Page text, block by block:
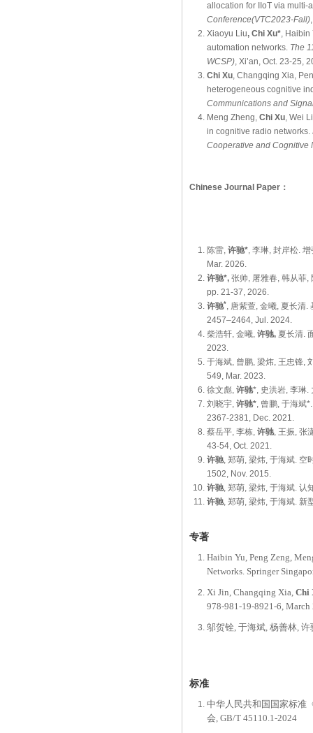
allocation for IIoT via
Conference(VTC2023-Fall)
Xiaoyu Liu, Chi Xu*, Haibin
automation networks. The
WCSP), Xi’an, Oct. 23-25,
Chi Xu, Changqing Xia,
heterogeneous cognitive
Communications and
Meng Zheng, Chi Xu, Wei
in cognitive radio networks.
Cooperative and Cognitive
Chinese Journal Paper：
陈雷, 许驰*, 李琳, 封岸松.
Mar. 2026.
许驰*, 张帅, 屠雅春, 韩从菲
pp. 21-37, 2026.
许驰*, 唐紫萱, 金曦, 夏长清
2457–2464, Jul. 2024.
柴浩轩, 金曦, 许驰, 夏长清.
2023.
于海斌, 曾鹏, 梁炜, 王忠锋,
549, Mar. 2023.
徐文彪, 许驰*, 史洪岩, 李琳.
刘晓宇, 许驰*, 曾鹏, 于海斌
2367-2381, Dec. 2021.
蔡岳平, 李栋, 许驰, 王振, 张
43-54, Oct. 2021.
许驰, 郑萌, 梁炜, 于海斌. 空
1502, Nov. 2015.
许驰, 郑萌, 梁炜, 于海斌. 认
许驰, 郑萌, 梁炜, 于海斌. 新
专著
Haibin Yu, Peng Zeng,
Networks. Springer
Xi Jin, Changqing Xia, Chi
978-981-19-8921-6, March
邬贺铨, 于海斌, 杨善林,
标准
中华人民共和国国家标准
会, GB/T 45110.1-2024